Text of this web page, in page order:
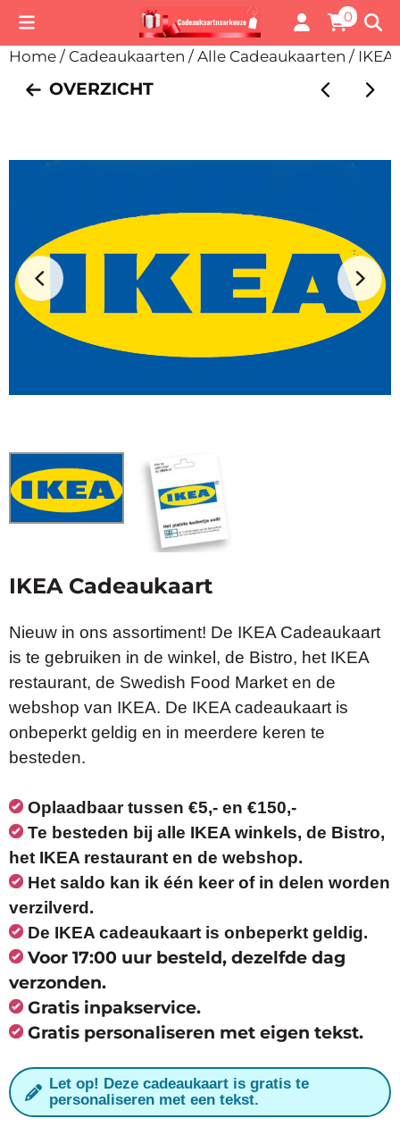
Cookievoorkeuren zijn momenteel gesloten.
0
Home / Cadeaukaarten / Alle Cadeaukaarten /
OVERZICHT
IKEA Cadeaukaart
Nieuw in ons assortiment! De IKEA Cadeaukaart
is te gebruiken in de winkel, de Bistro, het IKEA
restaurant, de Swedish Food Market en de
webshop van IKEA. De IKEA cadeaukaart is
onbeperkt geldig en in meerdere keren te
besteden.
Oplaadbaar tussen €5,- en €150,-
Te besteden bij alle IKEA winkels, de Bistro,
het IKEA restaurant en de webshop.
Het saldo kan ik één keer of in delen worden
verzilverd.
De IKEA cadeaukaart is onbeperkt geldig.
Voor 17:00 uur besteld, dezelfde dag
verzonden.
Gratis inpakservice.
Gratis personaliseren met eigen tekst.
Let op! Deze cadeaukaart is gratis te
personaliseren met een tekst.